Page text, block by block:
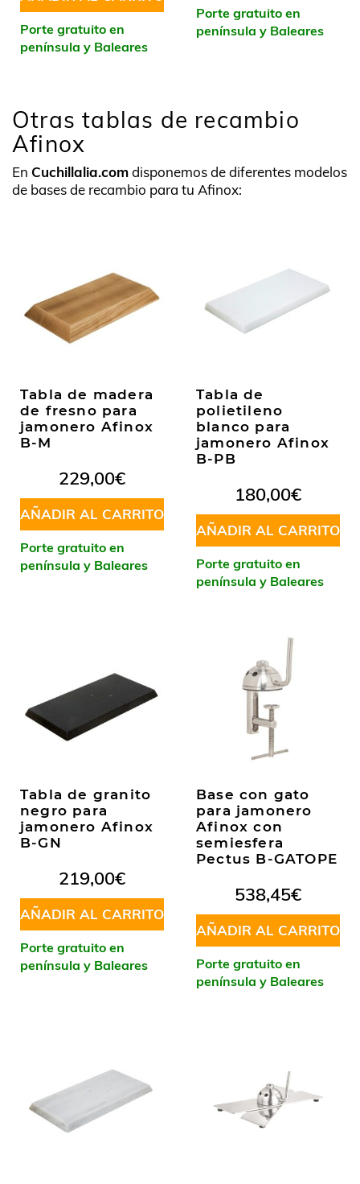
Porte gratuito en
península y Baleares
Porte gratuito en
península y Baleares
Otras tablas de recambio
Afinox
En Cuchillalia.comdisponemos de diferentes modelos
de bases de recambio para tu Afinox:
Tabla de madera
de fresno para
jamonero Afinox
B-M
229,00€
AÑADIR AL CARRITO
Porte gratuito en
península y Baleares
Tabla de
polietileno
blanco para
jamonero Afinox
B-PB
180,00€
AÑADIR AL CARRITO
Porte gratuito en
península y Baleares
Tabla de granito
negro para
jamonero Afinox
B-GN
219,00€
AÑADIR AL CARRITO
Porte gratuito en
península y Baleares
Base con gato
para jamonero
Afinox con
semiesfera
Pectus B-GATOPE
538,45€
AÑADIR AL CARRITO
Porte gratuito en
península y Baleares